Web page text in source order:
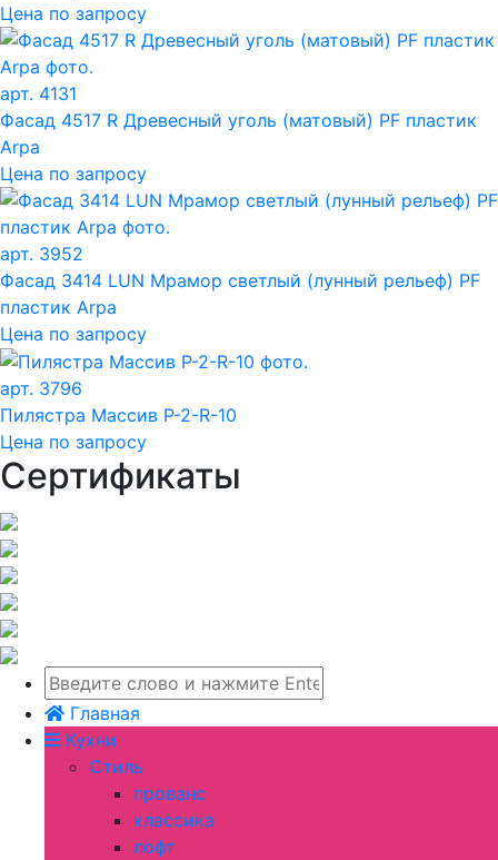
Цена по запросу
арт. 4131
Фасад 4517 R Древесный уголь (матовый) PF пластик
Arpa
Цена по запросу
арт. 3952
Фасад 3414 LUN Мрамор светлый (лунный рельеф) PF
пластик Arpa
Цена по запросу
арт. 3796
Пилястра Массив P-2-R-10
Цена по запросу
Сертификаты
Главная
Кухни
Стиль
прованс
классика
лофт